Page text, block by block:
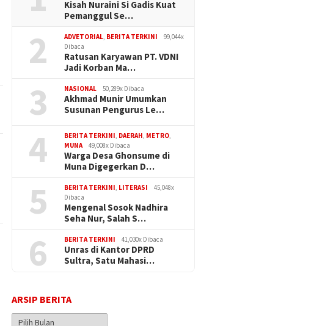
Kisah Nuraini Si Gadis Kuat
Pemanggul Se…
2 ADVETORIAL, BERITA TERKINI
99,044x
Dibaca
Ratusan Karyawan PT. VDNI
Jadi Korban Ma…
3 NASIONAL 50,289x Dibaca
Akhmad Munir Umumkan
Susunan Pengurus Le…
4 BERITA TERKINI, DAERAH, METRO,
MUNA
49,008x Dibaca
Warga Desa Ghonsume di
Muna Digegerkan D…
5 BERITA TERKINI, LITERASI
45,048x
Dibaca
Mengenal Sosok Nadhira
Seha Nur, Salah S…
6 BERITA TERKINI 41,030x Dibaca
Unras di Kantor DPRD
Sultra, Satu Mahasi…
ARSIP BERITA
Arsip